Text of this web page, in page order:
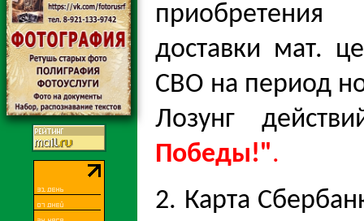
доставки мат.
СВО на период
Лозунг
Победы!".
2. Карта